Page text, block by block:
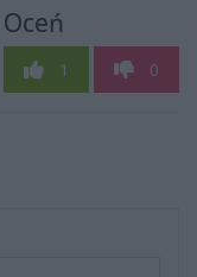
Oceń
1 0